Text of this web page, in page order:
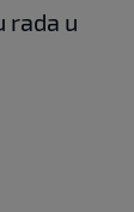
rada u